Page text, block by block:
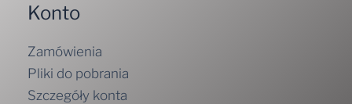
Konto
Zamówienia
Pliki do pobrania
Szczegóły konta